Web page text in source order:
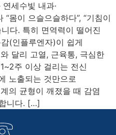
세수빛 내과·
몸이 으슬으슬하다”, “기침이
다. 특히 면역력이 떨어진
(인플루엔자)이 쉽게
달리 고열, 근육통, 극심한
주 이상 걸리는 전신
노출되는 것만으로
의 균형이 깨졌을 때 감염
니다. […]